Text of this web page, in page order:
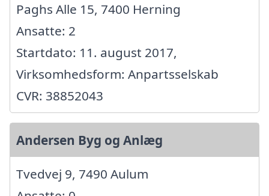
Paghs Alle 15, 7400 Herning
Ansatte: 2
Startdato: 11. august 2017,
Virksomhedsform: Anpartsselskab
CVR: 38852043
Andersen Byg og Anlæg
Tvedvej 9, 7490 Aulum